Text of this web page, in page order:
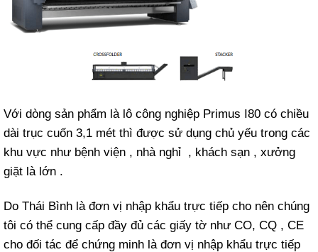
Với dòng sản phẩm là lô công nghiệp Primus I80 có chiều
dài trục cuốn 3,1 mét thì được sử dụng chủ yếu trong các
khu vực như bệnh viện , nhà nghỉ , khách sạn , xưởng
giặt là lớn .
Do Thái Bình là đơn vị nhập khẩu trực tiếp cho nên chúng
tôi có thể cung cấp đầy đủ các giấy tờ như CO, CQ , CE
cho đối tác để chứng minh là đơn vị nhập khẩu trực tiếp